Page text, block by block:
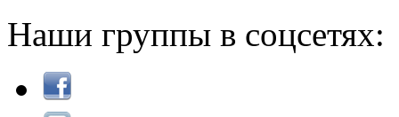
Наши группы в соцсетях: